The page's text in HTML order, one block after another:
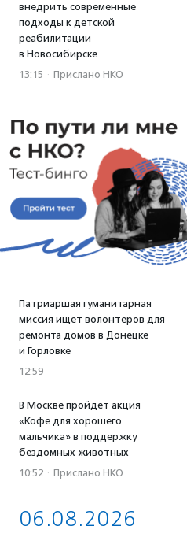
внедрить современные
подходы к детской
реабилитации
в Новосибирске
13:15 · Прислано НКО
Патриаршая гуманитарная
миссия ищет волонтеров для
ремонта домов в Донецке
и Горловке
12:59
В Москве пройдет акция
«Кофе для хорошего
мальчика» в поддержку
бездомных животных
10:52 · Прислано НКО
06.08.2026